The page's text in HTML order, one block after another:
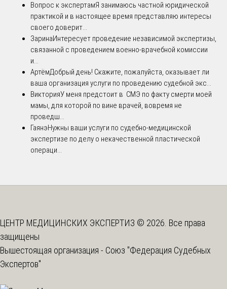
Вопрос к экспертамЯ занимаюсь частной юридической
практикой и в настоящее время представляю интересы
своего доверит...
ЗаринаИнтересует проведение независимой экспертизы,
связанной с проведением военно-врачебной комиссии
и...
АртёмДобрый день! Скажите, пожалуйста, оказывает ли
ваша организация услуги по проведению судебной экс...
ВикторияУ меня предстоит в СМЭ по факту смерти моей
мамы, для которой по вине врачей, вовремя не
проведш...
ГаянэНужны ваши услуги по судебно-медицинской
экспертизе по делу о некачественной пластической
операци...
ЦЕНТР МЕДИЦИНСКИХ ЭКСПЕРТИЗ © 2026. Все права
защищены
Вышестоящая организация - Союз "Федерация Судебных
Экспертов"